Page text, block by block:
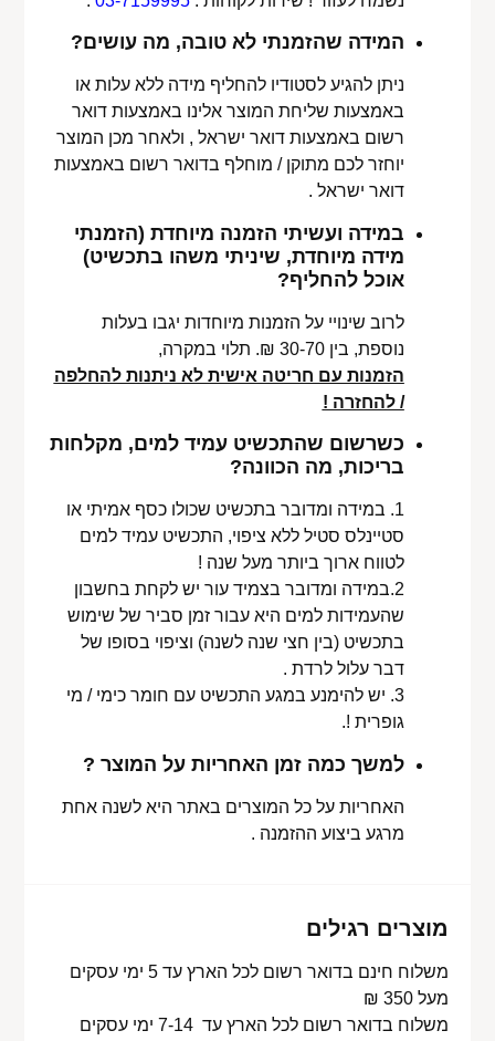
המידה שהזמנתי לא טובה, מה עושים?
ניתן להגיע לסטודיו להחליף מידה ללא עלות או
באמצעות שליחת המוצר אלינו באמצעות דואר
רשום באמצעות דואר ישראל , ולאחר מכן המוצר
יוחזר לכם מתוקן / מוחלף בדואר רשום באמצעות
דואר ישראל .
במידה ועשיתי הזמנה מיוחדת (הזמנתי
מידה מיוחדת, שיניתי משהו בתכשיט)
אוכל להחליף?
לרוב שינויי על הזמנות מיוחדות יגבו בעלות
נוספת, בין 30-70 ₪. תלוי במקרה,
הזמנות עם חריטה אישית לא ניתנות להחלפה
/ להחזרה !
כשרשום שהתכשיט עמיד למים, מקלחות
בריכות, מה הכוונה?
1. במידה ומדובר בתכשיט שכולו כסף אמיתי או
סטיינלס סטיל ללא ציפוי, התכשיט עמיד למים
לטווח ארוך ביותר מעל שנה !
2.במידה ומדובר בצמיד עור יש לקחת בחשבון
שהעמידות למים היא עבור זמן סביר של שימוש
בתכשיט (בין חצי שנה לשנה) וציפוי בסופו של
דבר עלול לרדת .
3. יש להימנע במגע התכשיט עם חומר כימי / מי
גופרית !.
למשך כמה זמן האחריות על המוצר ?
האחריות על כל המוצרים באתר היא לשנה אחת
מרגע ביצוע ההזמנה .
מוצרים רגילים
משלוח חינם בדואר רשום לכל הארץ עד 5 ימי עסקים
מעל 350 ₪
משלוח בדואר רשום לכל הארץ עד 7-14 ימי עסקים